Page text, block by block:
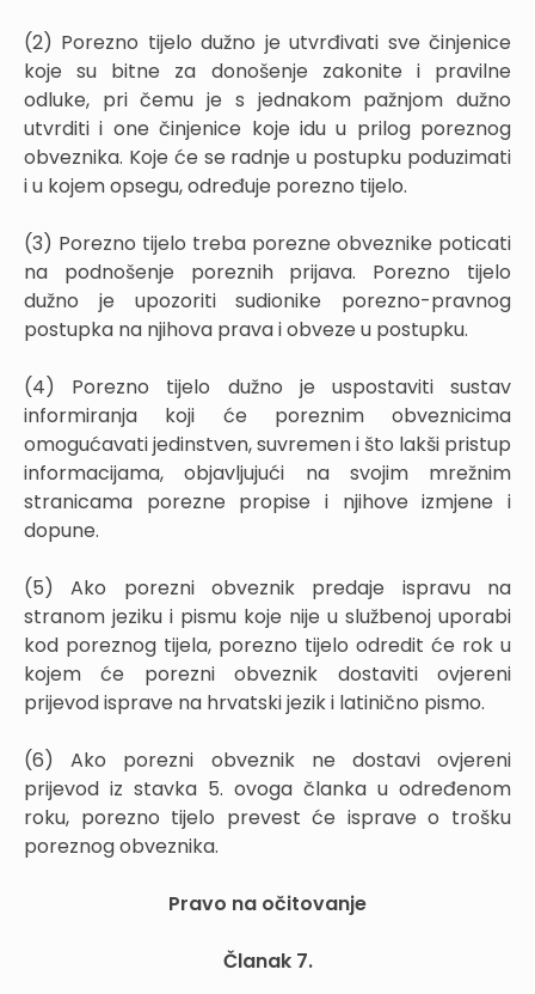
(2) Porezno tijelo dužno je utvrđivati sve činjenice
koje su bitne za donošenje zakonite i pravilne
odluke, pri čemu je s jednakom pažnjom dužno
utvrditi i one činjenice koje idu u prilog poreznog
obveznika. Koje će se radnje u postupku poduzimati
i u kojem opsegu, određuje porezno tijelo.
(3) Porezno tijelo treba porezne obveznike poticati
na podnošenje poreznih prijava. Porezno tijelo
dužno je upozoriti sudionike porezno-pravnog
postupka na njihova prava i obveze u postupku.
(4) Porezno tijelo dužno je uspostaviti sustav
informiranja koji će poreznim obveznicima
omogućavati jedinstven, suvremen i što lakši pristup
informacijama, objavljujući na svojim mrežnim
stranicama porezne propise i njihove izmjene i
dopune.
(5) Ako porezni obveznik predaje ispravu na
stranom jeziku i pismu koje nije u službenoj uporabi
kod poreznog tijela, porezno tijelo odredit će rok u
kojem će porezni obveznik dostaviti ovjereni
prijevod isprave na hrvatski jezik i latinično pismo.
(6) Ako porezni obveznik ne dostavi ovjereni
prijevod iz stavka 5. ovoga članka u određenom
roku, porezno tijelo prevest će isprave o trošku
poreznog obveznika.
Pravo na očitovanje
Članak 7.